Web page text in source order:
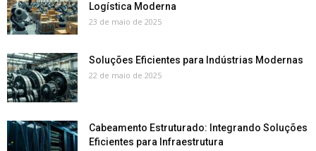
Logística Moderna
23 de maio de 2025
Soluções Eficientes para Indústrias Modernas
22 de maio de 2025
Cabeamento Estruturado: Integrando Soluções
Eficientes para Infraestrutura